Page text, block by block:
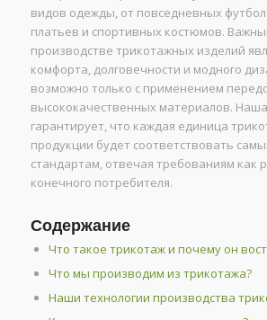
видов одежды, от повседневных
платьев и спортивных костюмов.
производстве трикотажных изделий
комфорта, долговечности и модного
возможно только с применением
высококачественных материалов.
гарантирует, что каждая единица
продукции будет соответствовать
стандартам, отвечая требованиям как
конечного потребителя.
Содержание
Что такое трикотаж и почему он
Что мы производим из трикотажа?
Наши технологии производства